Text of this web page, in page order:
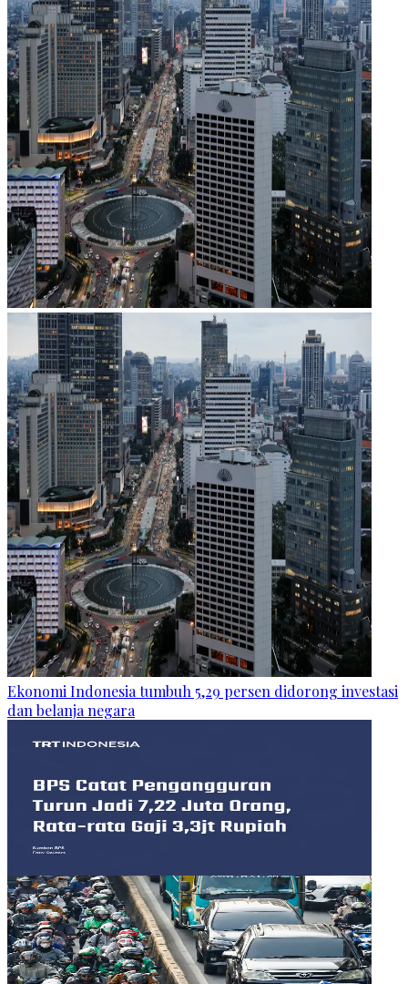
Ekonomi Indonesia tumbuh 5,29 persen didorong investasi
dan belanja negara